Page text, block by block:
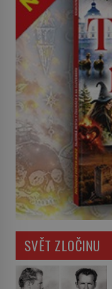
SVĚT ZLOČINU